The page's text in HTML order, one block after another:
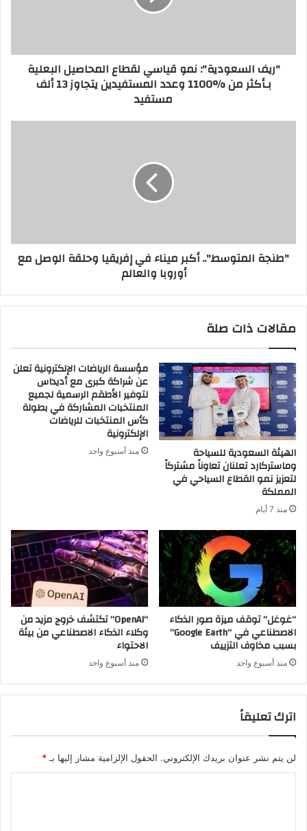
من
%1100
"ريف السعودية": نمو قياسي لقطاع المحاصيل البعلية
بـأكثر من %1100 وعدد المستفيدين يتجاوز 13 ألف
مستفيد
مع
أوروبا
"طنجة المتوسط".. أكبر ميناء في إفريقيا وحلقة الوصل مع
أوروبا والعالم
مقالات ذات صلة
الهيئة السعودية للسياحة
وماستركارد تعلنان تعاوناً مشتركاً
لتعزيز نمو القطاع السياحي في
المملكة
منذ 7 أيام
مؤسسة الرياضات الإلكترونية تعلن
عن شراكة كبرى مع أديداس
لتوفير الأطقم الرسمية لجميع
المنتخبات المشاركة في بطولة
كأس المنتخبات للرياضات
الإلكترونية
منذ أسبوع واحد
“غوغل” توقف ميزة صور الذكاء
الاصطناعي في “Google Earth”
بسبب مخاوف التزييف
منذ أسبوع واحد
“OpenAI” تكتشف خروج مزيد من
وكلاء الذكاء الاصطناعي من بيئة
الاحتواء
منذ أسبوع واحد
اترك تعليقاً
لن يتم نشر عنوان بريدك الإلكتروني. الحقول الإلزامية مشار إليها بـ*